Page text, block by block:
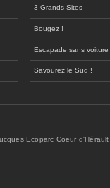
3 Grands Sites
Bougez !
Escapade sans voiture
Savourez le Sud !
Ecoparc Coeur